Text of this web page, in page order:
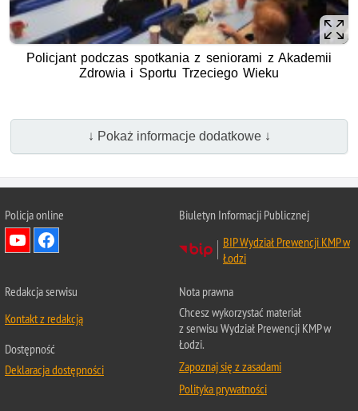
Policjant podczas spotkania z seniorami z Akademii
Zdrowia i Sportu Trzeciego Wieku
↓ Pokaż informacje dodatkowe ↓
Policja online
Biuletyn Informacji Publicznej
BIP Wydział Prewencji KMP w
Łodzi
Redakcja serwisu
Kontakt z redakcją
Dostępność
Deklaracja dostępności
Nota prawna
Chcesz wykorzystać materiał
z serwisu Wydział Prewencji KMP w
Łodzi.
Zapoznaj się z zasadami
Polityka prywatności